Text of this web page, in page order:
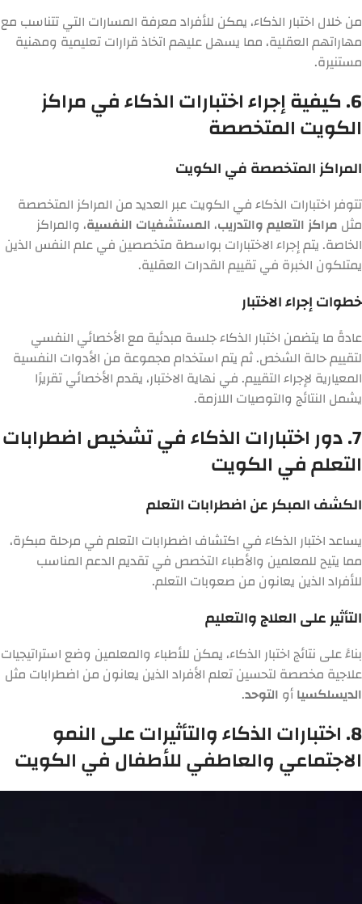
من خلال اختبار الذكاء، يمكن للأفراد معرفة المسارات التي تتناسب مع
مهاراتهم العقلية، مما يسهل عليهم اتخاذ قرارات تعليمية ومهنية
مستنيرة.
6. كيفية إجراء اختبارات الذكاء في مراكز
الكويت المتخصصة
المراكز المتخصصة في الكويت
تتوفر اختبارات الذكاء في الكويت عبر العديد من المراكز المتخصصة
مثل مراكز التعليم والتدريب، المستشفيات النفسية، والمراكز
الخاصة. يتم إجراء الاختبارات بواسطة متخصصين في علم النفس الذين
يمتلكون الخبرة في تقييم القدرات العقلية.
خطوات إجراء الاختبار
عادةً ما يتضمن اختبار الذكاء جلسة مبدئية مع الأخصائي النفسي
لتقييم حالة الشخص. ثم يتم استخدام مجموعة من الأدوات النفسية
المعيارية لإجراء التقييم. في نهاية الاختبار، يقدم الأخصائي تقريرًا
يشمل النتائج والتوصيات اللازمة.
7. دور اختبارات الذكاء في تشخيص اضطرابات
التعلم في الكويت
الكشف المبكر عن اضطرابات التعلم
يساعد اختبار الذكاء في اكتشاف اضطرابات التعلم في مرحلة مبكرة،
مما يتيح للمعلمين والأطباء التخصص في تقديم الدعم المناسب
للأفراد الذين يعانون من صعوبات التعلم.
التأثير على العلاج والتعليم
بناءً على نتائج اختبار الذكاء، يمكن للأطباء والمعلمين وضع استراتيجيات
علاجية مخصصة لتحسين تعلم الأفراد الذين يعانون من اضطرابات مثل
الديسلكسياأو التوحد.
8. اختبارات الذكاء والتأثيرات على النمو
الاجتماعي والعاطفي للأطفال في الكويت